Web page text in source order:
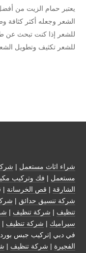
يعتبر حمام الزيت من
الشعر وجعله أكثر كثافة
للشعر إذا كنت تبحث عن
للشعر تكثيف وتطويل
شراء اثاث مستعمل |
مستعمل | فك وتركيب
الشارقة | قص الخرسانة |
شركة تنسيق حدائق |
تنظيف | شركة تنظيف |
سيراميك | شركة تنظيف |
في دبي |تركيب جبس
الفجيرة | شركة تنظيف |